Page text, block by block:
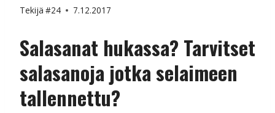
Tekijä #24 7.12.2017
Salasanat hukassa? Tarvitset
salasanoja jotka selaimeen
tallennettu?